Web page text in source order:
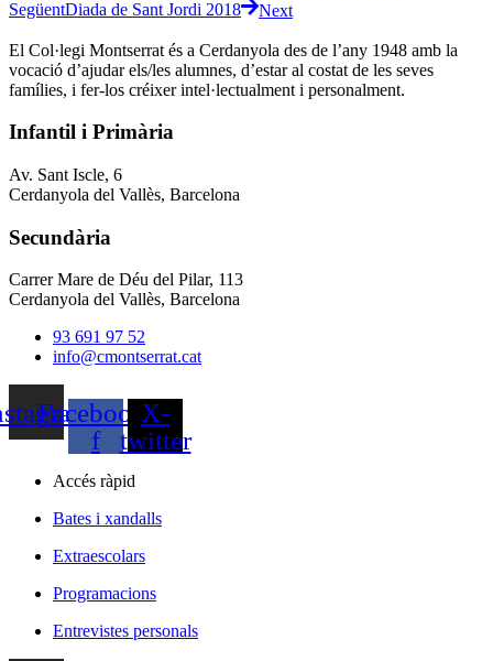
SegüentDiada de Sant Jordi 2018 Next
El Col·legi Montserrat és a Cerdanyola des de l’any 1948 amb la
vocació d’ajudar els/les alumnes, d’estar al costat de les seves
famílies, i fer-los créixer intel·lectualment i personalment.
Infantil i Primària
Av. Sant Iscle, 6
Cerdanyola del Vallès, Barcelona
Secundària
Carrer Mare de Déu del Pilar, 113
Cerdanyola del Vallès, Barcelona
93 691 97 52
info@cmontserrat.cat
Facebook-
f
X-
twitter
Accés ràpid
Bates i xandalls
Extraescolars
Programacions
Entrevistes personals